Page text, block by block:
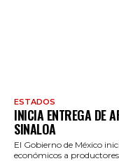
ESTADOS
INICIA ENTREGA DE
SINALOA
El Gobierno de México
económicos a